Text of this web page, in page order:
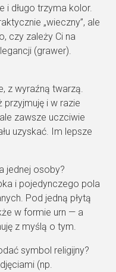
i długo trzyma kolor.
„wieczny”, ale
czy zależy Ci na
(grawer).
z wyraźną twarzą.
i w razie
zawsze uczciwie
uzyskać. Im lepsze
jednej osoby?
i pojedynczego pola
Pod jedną płytą
w formie urn — a
z myślą o tym.
symbol religijny?
(np.